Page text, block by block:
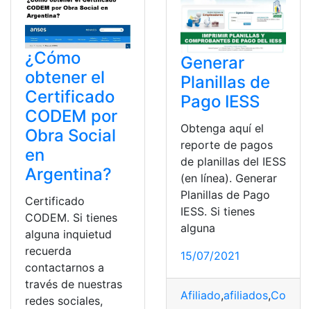
¿Cómo
obtener el
Certificado
CODEM por
Obra Social
en
Argentina?
Certificado
CODEM. Si tienes
alguna inquietud
recuerda
contactarnos a
través de nuestras
redes sociales,
Generar
Planillas de
Pago IESS
Obtenga aquí el
reporte de pagos
de planillas del IESS
(en línea). Generar
Planillas de Pago
IESS. Si tienes
alguna
15/07/2021
Afiliado,afiliados,